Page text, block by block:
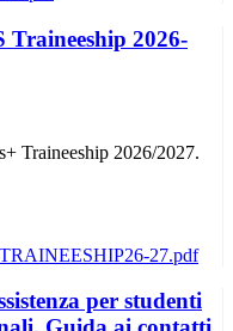
Traineeship 2026-
Traineeship 2026/2027.
per studenti